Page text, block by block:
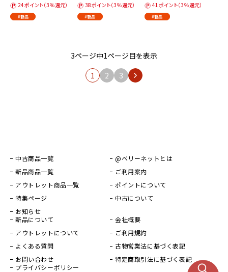
24ポイント（3％還元）
#新品
38ポイント（3％還元）
#新品
41ポイント（3％還元）
#新品
3ページ中1ページ目を表示
1
2 3
中古商品一覧
新品商品一覧
アウトレット商品一覧
特集ページ
お知らせ
@ベリーネットとは
ご利用案内
ポイントについて
中古について
新品について
アウトレットについて
よくある質問
お問い合わせ
会社概要
ご利用規約
古物営業法に基づく表記
特定商取引法に基づく表記
プライバシーポリシー